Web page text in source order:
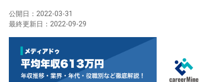
公開日： 2022-03-31
最終更新日： 2022-09-29